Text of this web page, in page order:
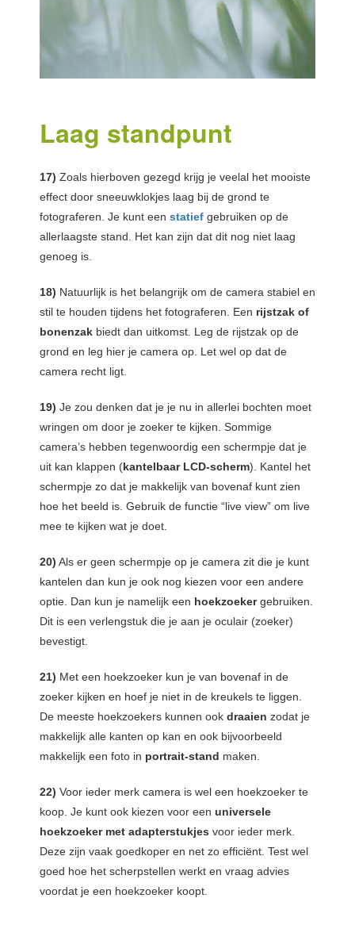
Laag standpunt
17) Zoals hierboven gezegd krijg je veelal het mooiste
effect door sneeuwklokjes laag bij de grond te
fotograferen. Je kunt een statief gebruiken op de
allerlaagste stand. Het kan zijn dat dit nog niet laag
genoeg is.
18) Natuurlijk is het belangrijk om de camera stabiel en
stil te houden tijdens het fotograferen. Een rijstzak of
bonenzak biedt dan uitkomst. Leg de rijstzak op de
grond en leg hier je camera op. Let wel op dat de
camera recht ligt.
19) Je zou denken dat je je nu in allerlei bochten moet
wringen om door je zoeker te kijken. Sommige
camera’s hebben tegenwoordig een schermpje dat je
uit kan klappen (kantelbaar LCD-scherm). Kantel het
schermpje zo dat je makkelijk van bovenaf kunt zien
hoe het beeld is. Gebruik de functie “live view” om live
mee te kijken wat je doet.
20) Als er geen schermpje op je camera zit die je kunt
kantelen dan kun je ook nog kiezen voor een andere
optie. Dan kun je namelijk een hoekzoekergebruiken.
Dit is een verlengstuk die je aan je oculair (zoeker)
bevestigt.
21) Met een hoekzoeker kun je van bovenaf in de
zoeker kijken en hoef je niet in de kreukels te liggen.
De meeste hoekzoekers kunnen ook draaien zodat je
makkelijk alle kanten op kan en ook bijvoorbeeld
makkelijk een foto in portrait-stand maken.
22) Voor ieder merk camera is wel een hoekzoeker te
koop. Je kunt ook kiezen voor een universele
hoekzoeker met adapterstukjes voor ieder merk.
Deze zijn vaak goedkoper en net zo efficiënt. Test wel
goed hoe het scherpstellen werkt en vraag advies
voordat je een hoekzoeker koopt.